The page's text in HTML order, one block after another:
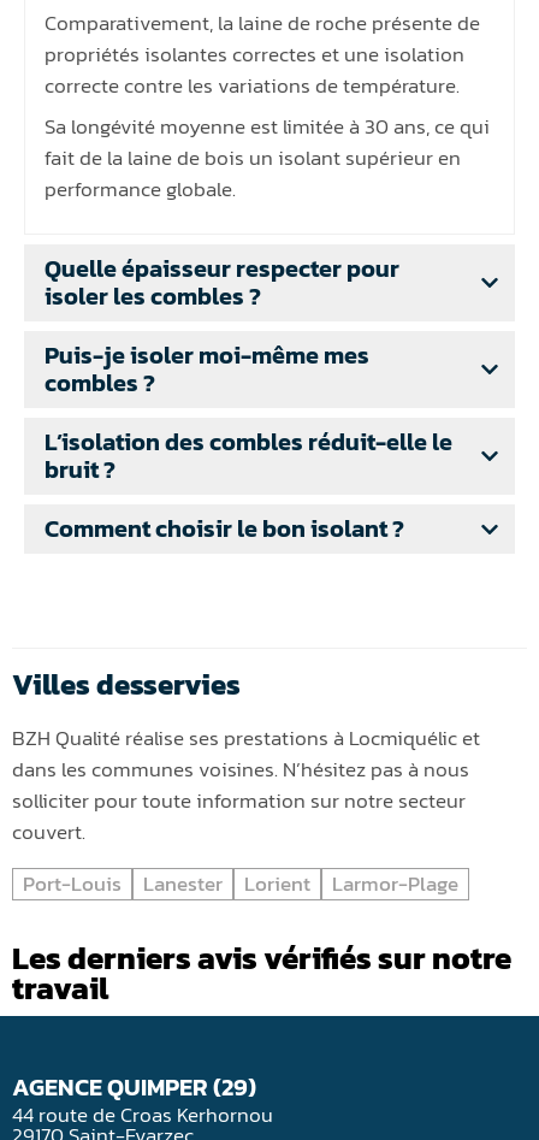
Comparativement, la laine de roche présente de
propriétés isolantes correctes et une isolation
correcte contre les variations de température.
Sa longévité moyenne est limitée à 30 ans, ce qui
fait de la laine de bois un isolant supérieur en
performance globale.
Quelle épaisseur respecter pour
isoler les combles ?
Puis-je isoler moi-même mes
combles ?
L’isolation des combles réduit-elle le
bruit ?
Comment choisir le bon isolant ?
Villes desservies
BZH Qualité réalise ses prestations à Locmiquélic et
dans les communes voisines. N’hésitez pas à nous
solliciter pour toute information sur notre secteur
couvert.
Port-Louis
Lanester Lorient Larmor-Plage
Les derniers avis vérifiés sur notre
travail
AGENCE QUIMPER (29)
44 route de Croas Kerhornou